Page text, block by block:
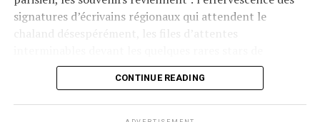
signatures d’écrivains régionaux qui attendent le
chaland désespérément, les files d’attentes
l’édition, les stands thématiques qui rappellent plus le
salon de l’agriculture que la décadence germano-
pratine, lesopen barmouvants des soirées de
vernissage, les réserves de livres qui s’agitent
CONTINUE READING